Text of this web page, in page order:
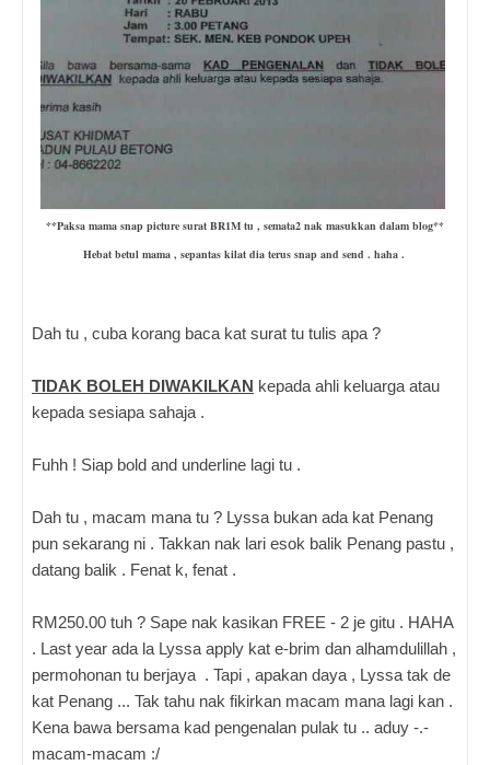
**Paksa mama snap picture surat BR1M tu , semata2 nak masukkan dalam blog**
Hebat betul mama , sepantas kilat dia terus snap and send . haha .
Dah tu , cuba korang baca kat surat tu tulis apa ?
TIDAK BOLEH DIWAKILKAN kepada ahli keluarga atau
kepada sesiapa sahaja .
Fuhh ! Siap bold and underline lagi tu .
Dah tu , macam mana tu ? Lyssa bukan ada kat Penang
pun sekarang ni . Takkan nak lari esok balik Penang pastu ,
datang balik . Fenat k, fenat .
RM250.00 tuh ? Sape nak kasikan FREE - 2 je gitu . HAHA
. Last year ada la Lyssa apply kat e-brim dan alhamdulillah ,
permohonan tu berjaya . Tapi , apakan daya , Lyssa tak de
kat Penang ... Tak tahu nak fikirkan macam mana lagi kan .
Kena bawa bersama kad pengenalan pulak tu .. aduy -.-
macam-macam :/